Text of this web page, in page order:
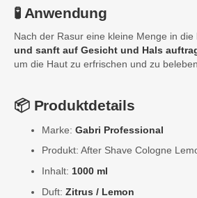
🧪 Anwendung
Nach der Rasur eine kleine Menge in die
und sanft auf Gesicht und Hals
um die Haut zu erfrischen und zu
📦 Produktdetails
Marke: Gabri Professional
Produkt: After Shave Cologne
Inhalt: 1000 ml
Duft: Zitrus / Lemon